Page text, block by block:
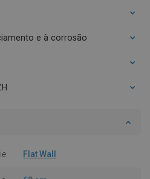
e à corrosão
Flat Wall